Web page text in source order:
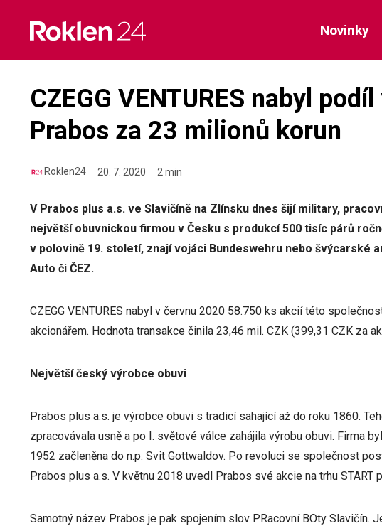
content
Novinky
CZEGG VENTURES nabyl
Prabos za 23 milionů korun
Roklen24 20. 7. 2020 2 min
V Prabos plus a.s. ve Slavičíně na Zlínsku dnes šijí military,
největší obuvnickou firmou v Česku s produkcí 500 tisíc párů
v polovině 19. století, znají vojáci Bundeswehru nebo švýcarské
Auto či ČEZ.
CZEGG VENTURES nabyl v červnu 2020 58.750 ks akcií této
akcionářem. Hodnota transakce činila 23,46 mil. CZK (399,31 CZK za
Největší český výrobce obuvi
Prabos plus a.s. je výrobce obuvi s tradicí sahající až do roku 1860.
zpracovávala usně a po I. světové válce zahájila výrobu obuvi. Firma
1952 začleněna do n.p. Svit Gottwaldov. Po revoluci se společnost
Prabos plus a.s. V květnu 2018 uvedl Prabos své akcie na trhu START
Samotný název Prabos je pak spojením slov PRacovní BOty Slavičín.